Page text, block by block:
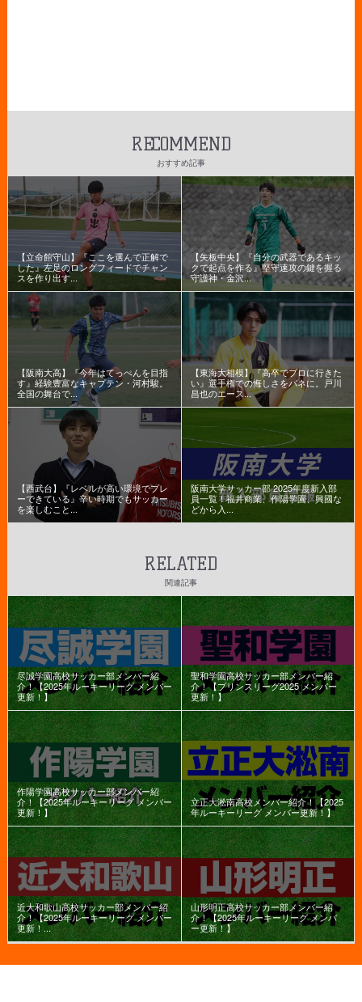
RECOMMEND
おすすめ記事
【立命館守山】『ここを選んで正解で
した』左足のロングフィードでチャン
スを作り出す...
【矢板中央】『自分の武器であるキッ
クで起点を作る』堅守速攻の鍵を握る
守護神・金沢...
【阪南大高】『今年はてっぺんを目指
す』経験豊富なキャプテン・河村駿。
全国の舞台で...
【東海大相模】『高卒でプロに行きた
い』選手権での悔しさをバネに。戸川
昌也のエース...
【西武台】『レベルが高い環境でプレ
ーできている』辛い時期でもサッカー
を楽しむこと...
阪南大学サッカー部 2025年度新入部
員一覧！福井商業、作陽学園、興國な
どから入...
RELATED
関連記事
尽誠学園高校サッカー部メンバー紹
介！【2025年ルーキーリーグ メンバー
更新！】
聖和学園高校サッカー部メンバー紹
介！【プリンスリーグ2025 メンバー
更新！】
作陽学園高校サッカー部メンバー紹
介！【2025年ルーキーリーグ メンバー
更新！】
立正大淞南高校メンバー紹介！【2025
年ルーキーリーグ メンバー更新！】
近大和歌山高校サッカー部メンバー紹
介！【2025年ルーキーリーグ メンバー
更新！...
山形明正高校サッカー部メンバー紹
介！【2025年ルーキーリーグ メンバ
ー更新！】